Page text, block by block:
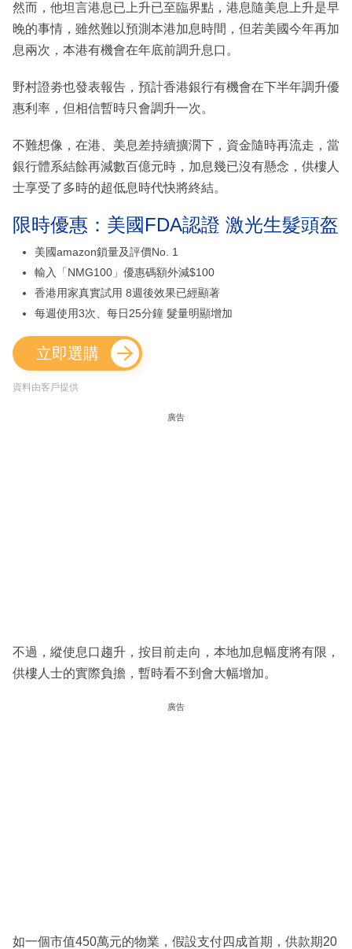
然而，他坦言港息已上升已至臨界點，港息隨美息上升是早
晚的事情，雖然難以預測本港加息時間，但若美國今年再加
息兩次，本港有機會在年底前調升息口。
野村證劵也發表報告，預計香港銀行有機會在下半年調升優
惠利率，但相信暫時只會調升一次。
不難想像，在港、美息差持續擴濶下，資金隨時再流走，當
銀行體系結餘再減數百億元時，加息幾已沒有懸念，供樓人
士享受了多時的超低息時代快將終結。
限時優惠：美國FDA認證 激光生髮頭盔
美國amazon鎖量及評價No. 1
輸入「NMG100」優惠碼額外減$100
香港用家真實試用 8週後效果已經顯著
每週使用3次、每日25分鐘 髮量明顯增加
立即選購
資料由客戶提供
廣告
不過，縱使息口趨升，按目前走向，本地加息幅度將有限，
供樓人士的實際負擔，暫時看不到會大幅增加。
廣告
如一個市值450萬元的物業，假設支付四成首期，供款期20